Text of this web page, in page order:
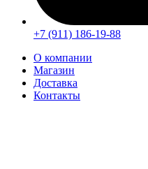
+7 (911) 186-19-88
О компании
Магазин
Доставка
Контакты